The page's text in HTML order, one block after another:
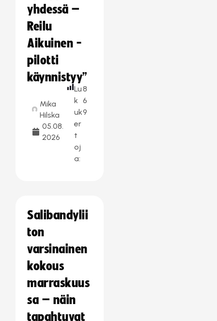
yhdessä –
Reilu
Aikuinen -
pilotti
käynnistyy”
Mika
Hilska
05.08.
2026
Lu
k
uk
er
t
oj
a:
8
6
9
Salibandylii
ton
varsinainen
kokous
marraskuus
sa – näin
tapahtuvat